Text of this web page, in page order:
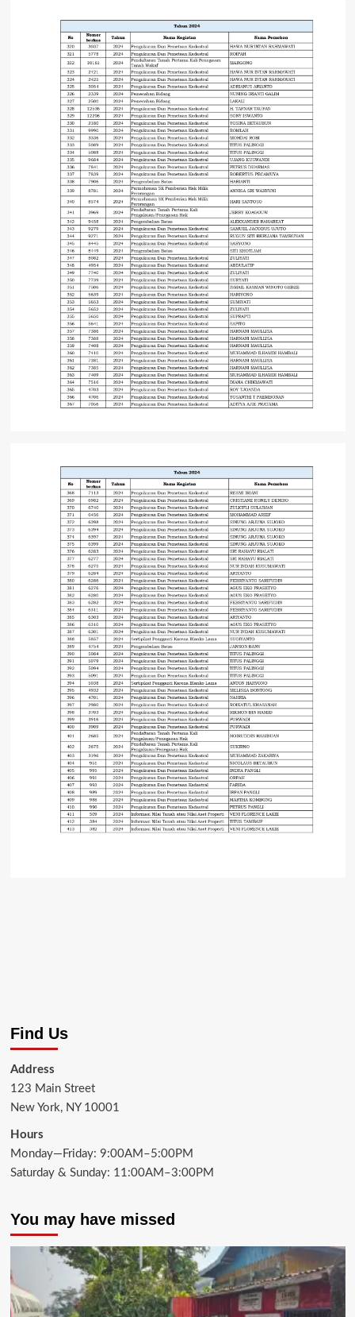
Find Us
Address
123 Main Street
New York, NY 10001
Hours
Monday—Friday: 9:00AM–5:00PM
Saturday & Sunday: 11:00AM–3:00PM
You may have missed